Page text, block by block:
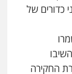
כדורים של
החקירה
דין